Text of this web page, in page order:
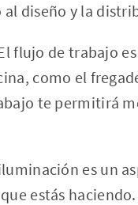
diseño y la
flujo de trabajo
como el
te permitirá
es un
estás